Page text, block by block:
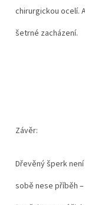
chirurgickou ocelí.
šetrné zacházení.
Závěr:
Dřevěný šperk
sobě nese příběh